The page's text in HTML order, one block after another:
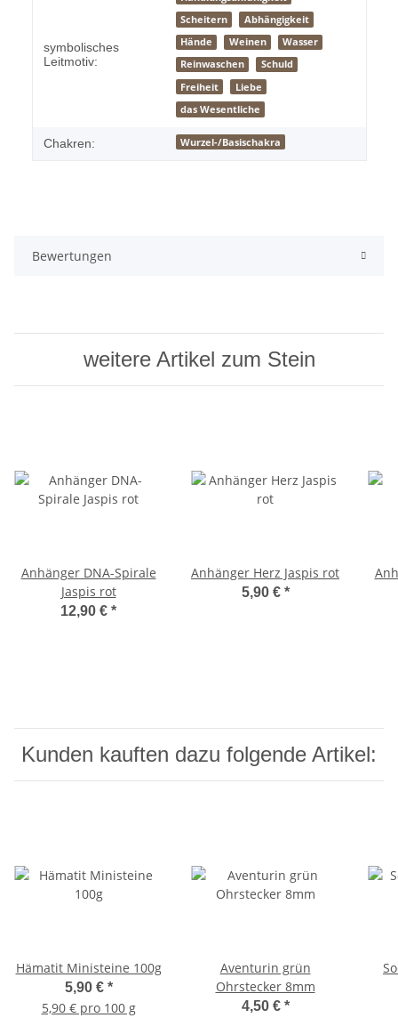
symbolisches
Leitmotiv:
Scheitern
Abhängigkeit
Hände
Weinen
Wasser
Reinwaschen
Schuld
Freiheit
Liebe
das Wesentliche
Chakren: Wurzel-/Basischakra
Bewertungen
weitere Artikel zum Stein
Anhänger DNA-Spirale
Jaspis rot
12,90 € *
Anhänger Herz Jaspis rot
5,90 € *
Kunden kauften dazu folgende Artikel:
Hämatit Ministeine 100g
5,90 € *
5,90 € pro 100 g
Aventurin grün
Ohrstecker 8mm
4,50 € *